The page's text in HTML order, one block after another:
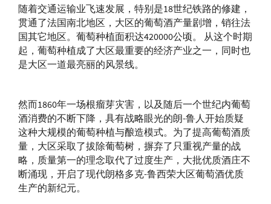
区
卡奥尔法定产
区
卡巴戴斯法定
卡布利耶尔法
定产区
吕内尔麝香法
定产区
图尔桑法定产
区
酒
塞文
天堂谷产区
地区餐酒
奥德上河谷地
区餐酒
奥德地区餐酒
托洛桑孔泰地
随着交通运输业飞速发展，特别是18世纪铁路的修建，
贯通了法国南北地区，大区的葡萄酒产量剧增，销往法
国其它地区。葡萄种植面积达420000公顷。 从这个时期
起，葡萄种植成了大区最重要的经济产业之一，同时也
是大区一道最亮丽的风景线。
然而1860年一场根瘤芽灾害，以及随后一个世纪内葡萄
酒消费的不断下降，具有战略眼光的朗-鲁人开始质疑
这种大规模的葡萄种植与酿造模式。为了提高葡萄酒质
量，大区采取了拔除葡萄树，摒弃了只重视产量的战
略，质量第一的理念取代了过度生产，大批优质酒庄不
断涌现，开启了现代朗格多克-鲁西荣大区葡萄酒优质
生产的新纪元。